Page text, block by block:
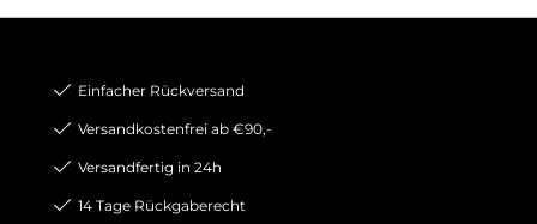
Einfacher Rückversand
Versandkostenfrei ab €90,-
Versandfertig in 24h
14 Tage Rückgaberecht